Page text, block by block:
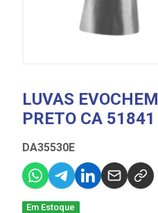
LUVAS
PRETO CA 51841
DA35530E
Em Estoque